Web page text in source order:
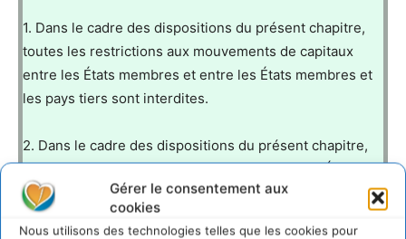
Gérer le consentement aux
cookies
Nous utilisons des technologies telles que les cookies pour
1. Dans le cadre des dispositions du présent chapitre,
toutes les restrictions aux mouvements de capitaux
entre les États membres et entre les États membres et
les pays tiers sont interdites.
2. Dans le cadre des dispositions du présent chapitre,
toutes les restrictions aux paiements entre les États
membres et entre les États membres et les pays tiers
sont interdites.